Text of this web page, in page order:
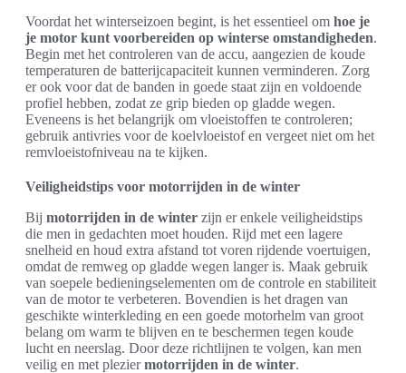
Voordat het winterseizoen begint, is het essentieel om hoe je
je motor kunt voorbereiden op winterse omstandigheden.
Begin met het controleren van de accu, aangezien de koude
temperaturen de batterijcapaciteit kunnen verminderen. Zorg
er ook voor dat de banden in goede staat zijn en voldoende
profiel hebben, zodat ze grip bieden op gladde wegen.
Eveneens is het belangrijk om vloeistoffen te controleren;
gebruik antivries voor de koelvloeistof en vergeet niet om het
remvloeistofniveau na te kijken.
Veiligheidstips voor motorrijden in de winter
Bij motorrijden in de winter zijn er enkele veiligheidstips
die men in gedachten moet houden. Rijd met een lagere
snelheid en houd extra afstand tot voren rijdende voertuigen,
omdat de remweg op gladde wegen langer is. Maak gebruik
van soepele bedieningselementen om de controle en stabiliteit
van de motor te verbeteren. Bovendien is het dragen van
geschikte winterkleding en een goede motorhelm van groot
belang om warm te blijven en te beschermen tegen koude
lucht en neerslag. Door deze richtlijnen te volgen, kan men
veilig en met pleziermotorrijden in de winter.